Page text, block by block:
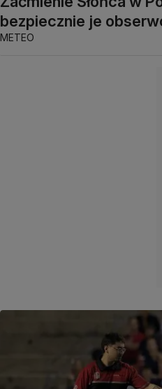
bezpiecznie je
METEO